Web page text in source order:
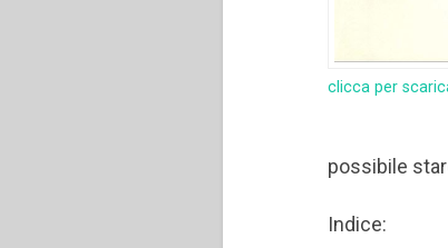
clicca per
possibile
Indice: